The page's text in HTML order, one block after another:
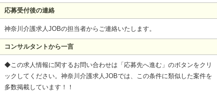
応募受付後の連絡
神奈川介護求人JOBの担当者からご連絡いたします。
コンサルタントから一言
◆この求人情報に関するお問い合わせは「応募先へ進む」のボタンをクリ
ックしてください。神奈川介護求人JOBでは、この条件に類似した案件を
多数掲載しています！！